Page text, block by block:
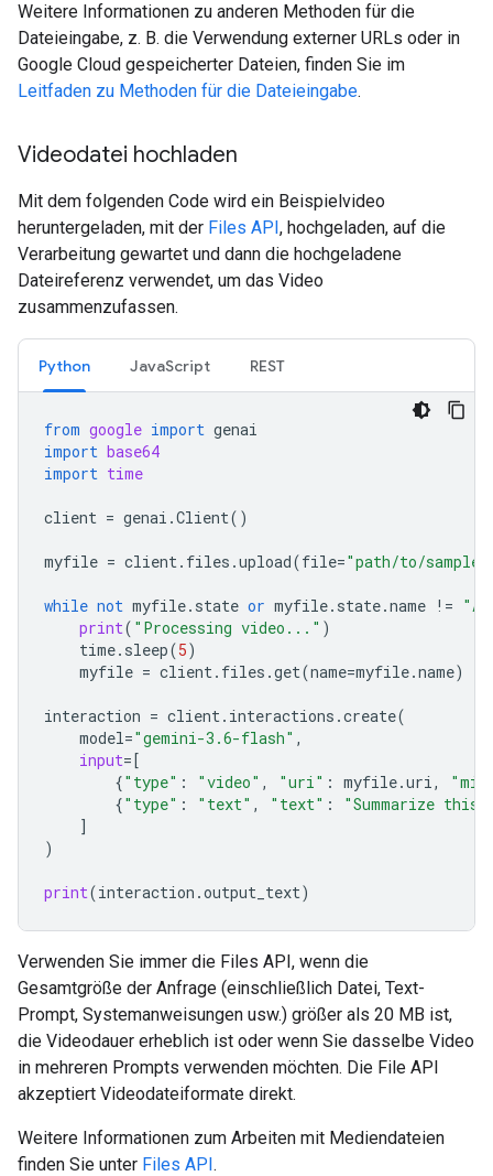
Weitere Informationen zu anderen Methoden für die
Dateieingabe, z. B. die Verwendung externer URLs oder in
Google Cloud gespeicherter Dateien, finden Sie im
Leitfaden zu Methoden für die Dateieingabe.
Videodatei hochladen
Mit dem folgenden Code wird ein Beispielvideo
heruntergeladen, mit der Files API, hochgeladen, auf die
Verarbeitung gewartet und dann die hochgeladene
Dateireferenz verwendet, um das Video
zusammenzufassen.
Python JavaScript REST
from google import genai
import base64
import time
client = genai .Client()
myfile = client. files .upload(file="path/to/
while not myfile. state or myfile. state.name !=
print( "Processing video..." )
time. sleep(5)
myfile = client. files .get(name=myfile.name)
interaction = client. interactions .create(
model="gemini-3.6-flash" ,
input=[
{"type" : "video" , "uri" : myfile.uri,
{"type" : "text" , "text" :
"Summarize
]
)
print(interaction .output_text)
Verwenden Sie immer die Files API, wenn die
Gesamtgröße der Anfrage (einschließlich Datei, Text-
Prompt, Systemanweisungen usw.) größer als 20 MB ist,
die Videodauer erheblich ist oder wenn Sie dasselbe Video
in mehreren Prompts verwenden möchten. Die File API
akzeptiert Videodateiformate direkt.
Weitere Informationen zum Arbeiten mit Mediendateien
finden Sie unter Files API.